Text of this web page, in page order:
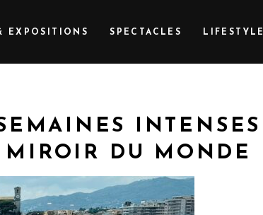
EXPOSITIONS SPECTACLES LIFESTYLE
INTENSES
MIROIR DU MONDE